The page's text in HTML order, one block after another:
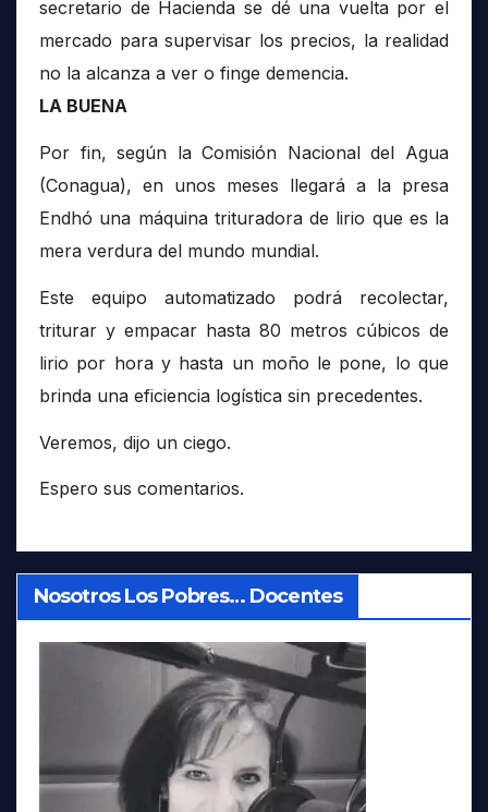
secretario de Hacienda se dé una vuelta por el
mercado para supervisar los precios, la realidad
no la alcanza a ver o finge demencia.
LA BUENA
Por fin, según la Comisión Nacional del Agua
(Conagua), en unos meses llegará a la presa
Endhó una máquina trituradora de lirio que es la
mera verdura del mundo mundial.
Este equipo automatizado podrá recolectar,
triturar y empacar hasta 80 metros cúbicos de
lirio por hora y hasta un moño le pone, lo que
brinda una eficiencia logística sin precedentes.
Veremos, dijo un ciego.
Espero sus comentarios.
Nosotros Los Pobres… Docentes